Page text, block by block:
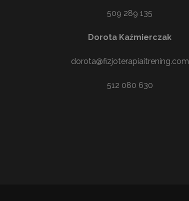
509 289 135
Dorota Kaźmierczak
dorota@fizjoterapiaitrening.com
512 080 630